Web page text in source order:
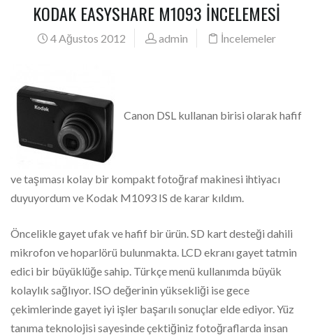
KODAK EASYSHARE M1093 İNCELEMESİ
4 Ağustos 2012 admin İncelemeler
Canon DSL kullanan birisi olarak hafif
ve taşıması kolay bir kompakt fotoğraf makinesi ihtiyacı
duyuyordum ve Kodak M1093 IS de karar kıldım.
Öncelikle gayet ufak ve hafif bir ürün. SD kart desteği dahili
mikrofon ve hoparlörü bulunmakta. LCD ekranı gayet tatmin
edici bir büyüklüğe sahip. Türkçe menü kullanımda büyük
kolaylık sağlıyor. ISO değerinin yüksekliği ise gece
çekimlerinde gayet iyi işler başarılı sonuçlar elde ediyor. Yüz
tanıma teknolojisi sayesinde çektiğiniz fotoğraflarda insan